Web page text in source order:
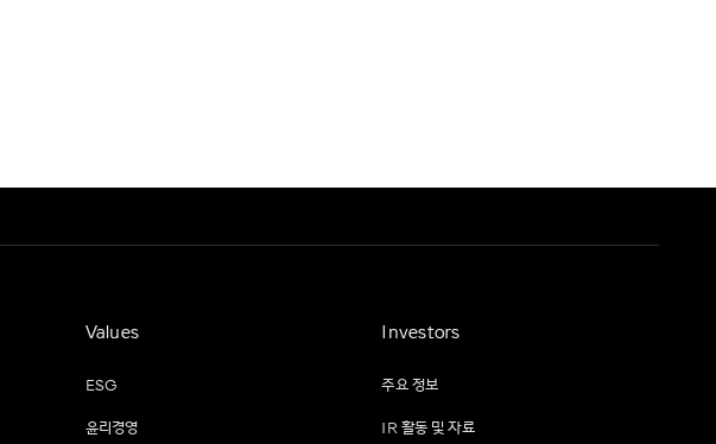
Values
ESG
윤리경영
Investors
주요 정보
IR 활동 및 자료